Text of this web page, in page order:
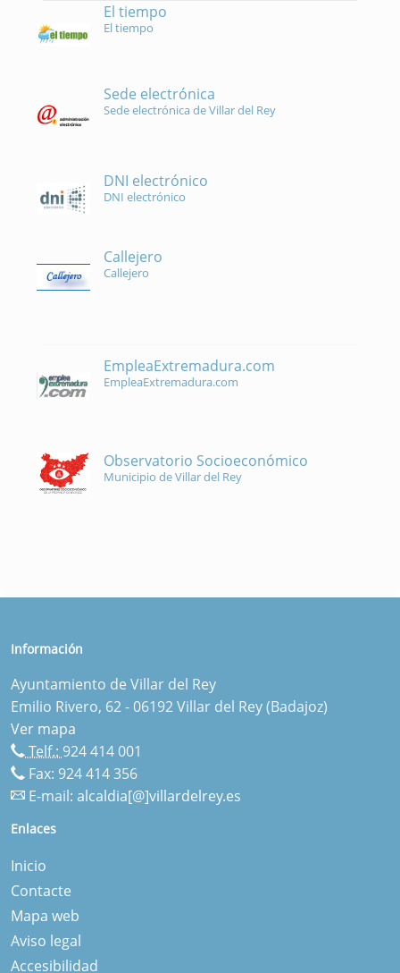
El tiempo
El tiempo
Sede electrónica
Sede electrónica de Villar del Rey
DNI electrónico
DNI electrónico
Callejero
Callejero
EmpleaExtremadura.com
EmpleaExtremadura.com
Observatorio Socioeconómico
Municipio de Villar del Rey
Información
Ayuntamiento de Villar del Rey
Emilio Rivero, 62 - 06192 Villar del Rey (Badajoz)
Ver mapa
Telf.: 924 414 001
Fax: 924 414 356
E-mail: alcaldia[@]villardelrey.es
Enlaces
Inicio
Contacte
Mapa web
Aviso legal
Accesibilidad